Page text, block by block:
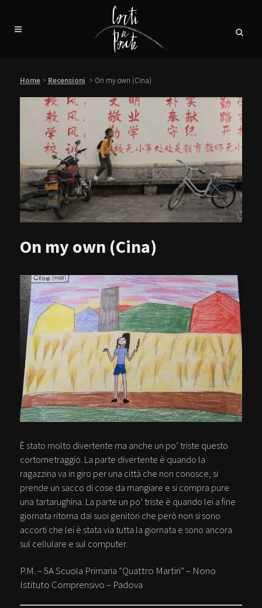
Home> Recensioni > On my own (Cina)
On my own (Cina)
È stato molto divertente ma anche un po’ triste questo
cortometraggio. La parte divertente è quando la
ragazzina va in giro per una città che non conosce, si
prende un sacco di cose da mangiare e si compra pure
una tartarughina. La parte un po’ triste è quando lei a fine
giornata ritorna dai suoi genitori che però non si sono
accorti che lei è stata via tutta la giornata e sono ancora
sul cellulare e sul computer.
P.M. – 5A Scuola Primaria “Quattro Martiri” – Nono
Istituto Comprensivo – Padova